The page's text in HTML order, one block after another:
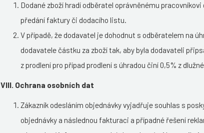
Dodané zboží hradí odběratel oprávněnému
předání faktury či dodacího listu.
V případě, že dodavatel je dohodnut s odběratelem na
dodavatele částku za zboží tak, aby byla dodavateli
z prodlení pro případ prodlení s úhradou činí 0,5% z
VIII. Ochrana osobních dat
Zákazník odesláním objednávky vyjadřuje souhlas s
objednávky a následnou fakturaci a případné řešení